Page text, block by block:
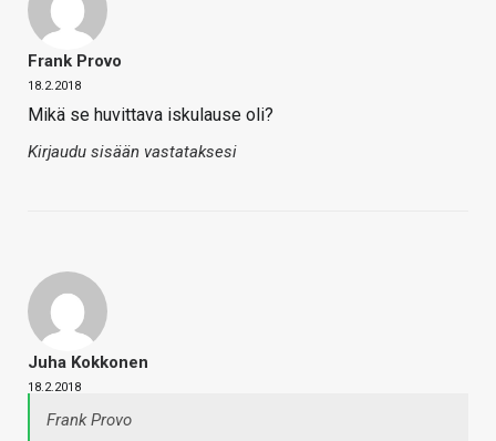
Frank Provo
18.2.2018
Mikä se huvittava iskulause oli?
Kirjaudu sisään vastataksesi
Juha Kokkonen
18.2.2018
Frank Provo